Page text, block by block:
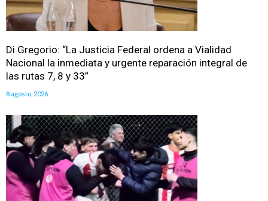
Di Gregorio: “La Justicia Federal ordena a Vialidad
Nacional la inmediata y urgente reparación integral de
las rutas 7, 8 y 33”
8 agosto, 2026